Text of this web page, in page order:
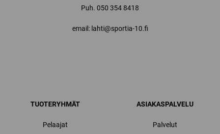
Puh. 050 354 8418
email: lahti@sportia-10.fi
TUOTERYHMÄT
Pelaajat
ASIAKASPALVELU
Palvelut